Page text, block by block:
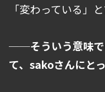
「変わっている」
──そういう意味
て、sakoさんにと